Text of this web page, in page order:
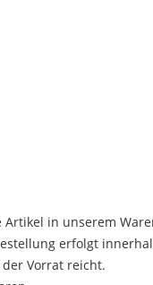
in unserem
erfolgt
Vorrat reicht.